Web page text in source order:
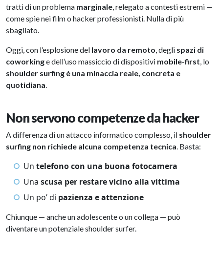
tratti di un problema marginale, relegato a contesti estremi —
come spie nei film o hacker professionisti. Nulla di più
sbagliato.
Oggi, con l’esplosione del lavoro da remoto, degli spazi di
coworkinge dell’uso massiccio di dispositivi mobile-first, lo
shoulder surfing è una minaccia reale, concreta e
quotidiana.
Non servono competenze da hacker
A differenza di un attacco informatico complesso, il shoulder
surfing non richiede alcuna competenza tecnica. Basta:
Un telefono con una buona fotocamera
Una scusa per restare vicino alla vittima
Un po’ di pazienza e attenzione
Chiunque — anche un adolescente o un collega — può
diventare un potenziale shoulder surfer.